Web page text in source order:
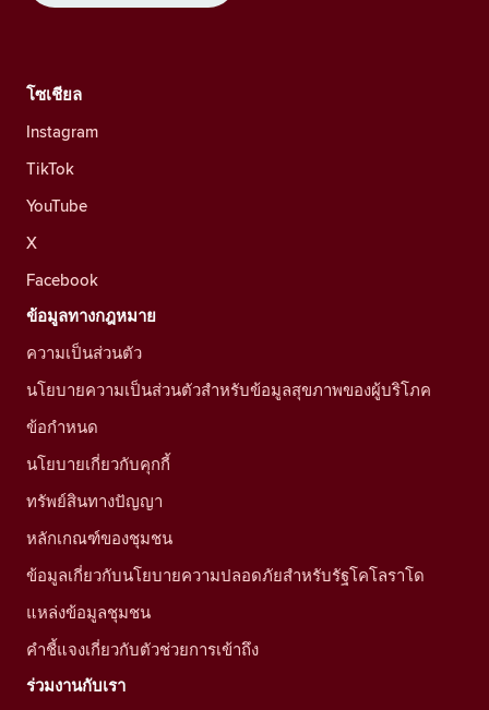
โซเชียล
Instagram
TikTok
YouTube
X
Facebook
ข้อมูลทางกฎหมาย
ความเป็นส่วนตัว
นโยบายความเป็นส่วนตัวสำหรับข้อมูลสุขภาพของผู้บริโภค
ข้อกำหนด
นโยบายเกี่ยวกับคุกกี้
ทรัพย์สินทางปัญญา
หลักเกณฑ์ของชุมชน
ข้อมูลเกี่ยวกับนโยบายความปลอดภัยสำหรับรัฐโคโลราโด
แหล่งข้อมูลชุมชน
คำชี้แจงเกี่ยวกับตัวช่วยการเข้าถึง
ร่วมงานกับเรา